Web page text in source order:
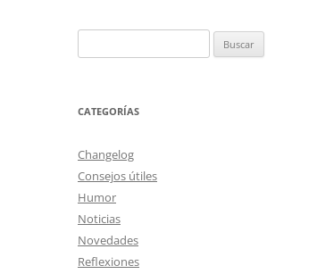
CATEGORÍAS
Changelog
Consejos útiles
Humor
Noticias
Novedades
Reflexiones